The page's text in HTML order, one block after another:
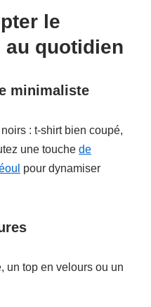
le
au quotidien
minimaliste
: t‑shirt bien coupé,
une touche de
pour dynamiser
un top en velours ou un